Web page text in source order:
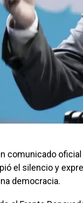
comunicado
el silencio y
democracia.